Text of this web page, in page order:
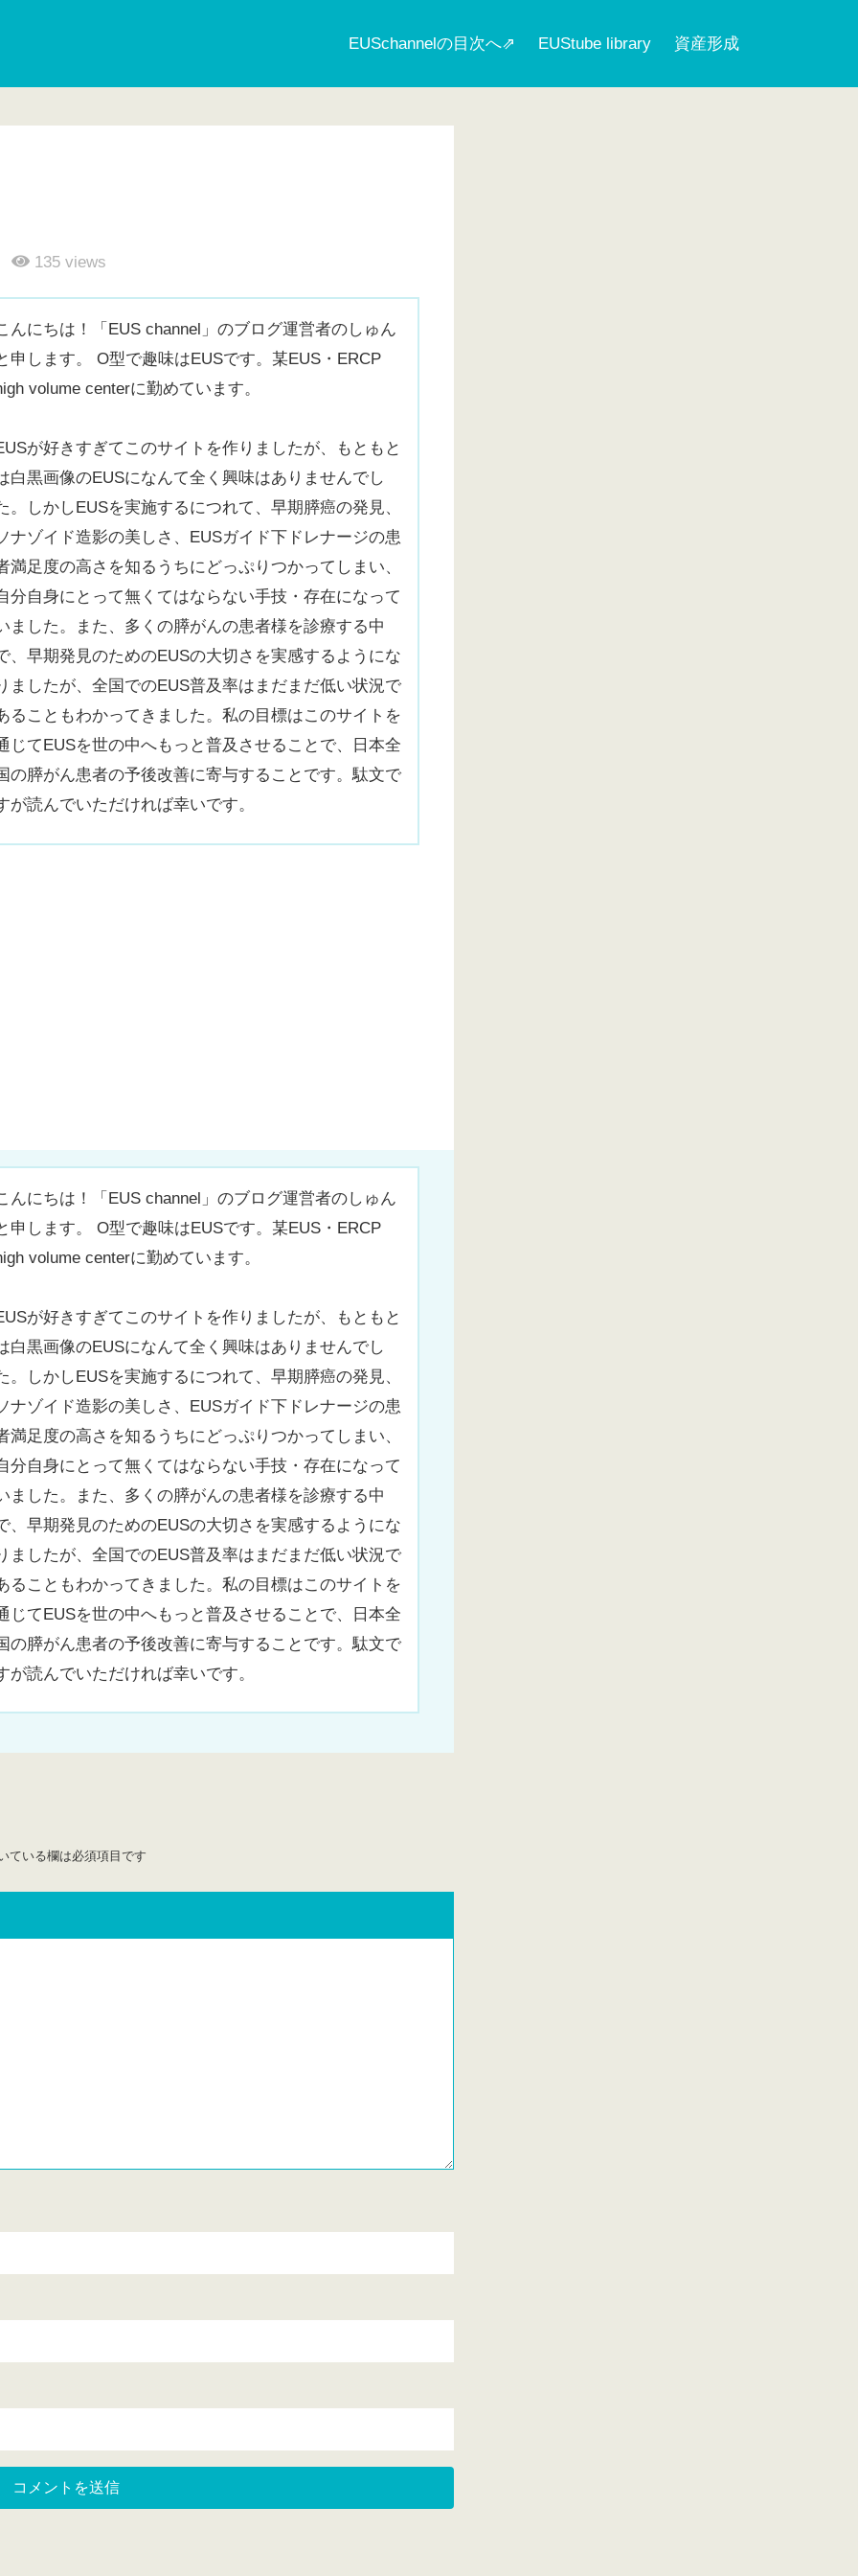
EUSchannelの目次へ⇗ EUStube library 資産形成
135 views
んにちは！「EUS channel」のブログ運営者のしゅん
申します。 O型で趣味はEUSです。某EUS・ERCP
volume centerに勤めています。
が好きすぎてこのサイトを作りましたが、もともと
白黒画像のEUSになんて全く興味はありませんでし
。しかしEUSを実施するにつれて、早期膵癌の発見、
ナゾイド造影の美しさ、EUSガイド下ドレナージの患
満足度の高さを知るうちにどっぷりつかってしまい、
分自身にとって無くてはならない手技・存在になって
ました。また、多くの膵がんの患者様を診療する中
、早期発見のためのEUSの大切さを実感するようにな
ましたが、全国でのEUS普及率はまだまだ低い状況で
ることもわかってきました。私の目標はこのサイトを
じてEUSを世の中へもっと普及させることで、日本全
の膵がん患者の予後改善に寄与することです。駄文で
が読んでいただければ幸いです。
んにちは！「EUS channel」のブログ運営者のしゅん
申します。 O型で趣味はEUSです。某EUS・ERCP
volume centerに勤めています。
が好きすぎてこのサイトを作りましたが、もともと
白黒画像のEUSになんて全く興味はありませんでし
。しかしEUSを実施するにつれて、早期膵癌の発見、
ナゾイド造影の美しさ、EUSガイド下ドレナージの患
満足度の高さを知るうちにどっぷりつかってしまい、
分自身にとって無くてはならない手技・存在になって
ました。また、多くの膵がんの患者様を診療する中
、早期発見のためのEUSの大切さを実感するようにな
ましたが、全国でのEUS普及率はまだまだ低い状況で
ることもわかってきました。私の目標はこのサイトを
じてEUSを世の中へもっと普及させることで、日本全
の膵がん患者の予後改善に寄与することです。駄文で
が読んでいただければ幸いです。
ている欄は必須項目です